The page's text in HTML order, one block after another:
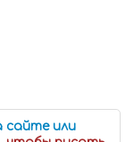
сайте или